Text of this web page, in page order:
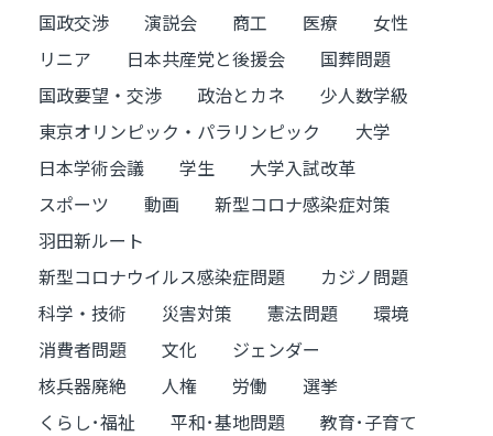
国政交渉
演説会 商工 医療
女性
リニア
日本共産党と後援会
国葬問題
国政要望・交渉
政治とカネ
少人数学級
東京オリンピック・パラリンピック
大学
日本学術会議
学生
大学入試改革
スポーツ
動画
新型コロナ感染症対策
羽田新ルート
新型コロナウイルス感染症問題
カジノ問題
科学・技術
災害対策 憲法問題
環境
消費者問題
文化
ジェンダー
核兵器廃絶
人権 労働
選挙
くらし･福祉
平和･基地問題
教育･子育て